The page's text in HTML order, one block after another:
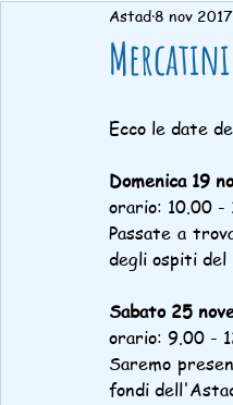
Ringraziamenti
Astad8 nov 2017
Ecco le date
Domenica 19
orario: 10.00 -
Passate a
degli ospiti
Sabato 25
orario: 9.00 -
Saremo
fondi